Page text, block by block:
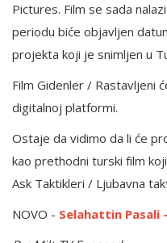
Pictures. Film se sada
periodu biće objavljen
projekta koji je snimljen u
Film Gidenler / Rastavljeni
digitalnoj platformi.
Ostaje da vidimo da li će
kao prethodni turski film
Ask Taktikleri / Ljubavna
NOVO - Selahattin Pasali